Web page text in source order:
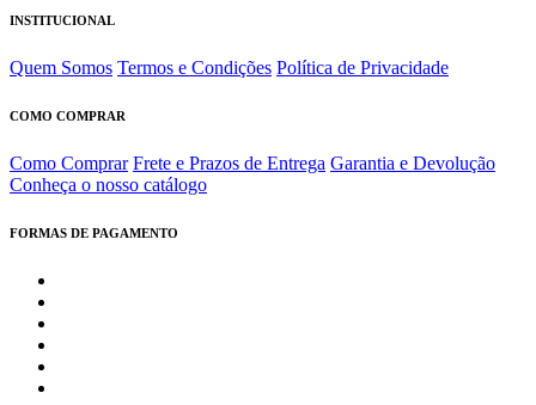
INSTITUCIONAL
Quem Somos Termos e Condições Política de Privacidade
COMO COMPRAR
Como Comprar Frete e Prazos de Entrega Garantia e Devolução
Conheça o nosso catálogo
FORMAS DE PAGAMENTO